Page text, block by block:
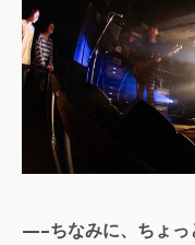
—–ちなみに、ちょっ